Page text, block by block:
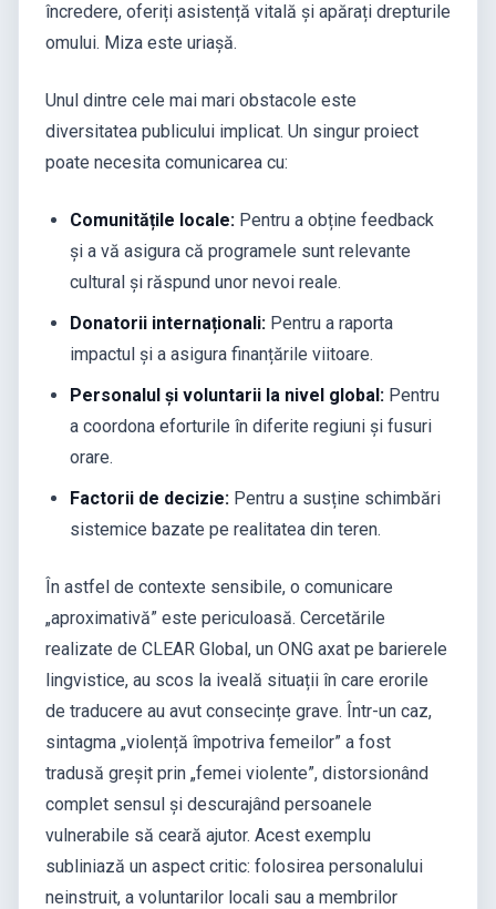
încredere, oferiți asistență vitală și apărați drepturile
omului. Miza este uriașă.
Unul dintre cele mai mari obstacole este
diversitatea publicului implicat. Un singur proiect
poate necesita comunicarea cu:
Comunitățile locale: Pentru a obține feedback
și a vă asigura că programele sunt relevante
cultural și răspund unor nevoi reale.
Donatorii internaționali: Pentru a raporta
impactul și a asigura finanțările viitoare.
Personalul și voluntarii la nivel global: Pentru
a coordona eforturile în diferite regiuni și fusuri
orare.
Factorii de decizie: Pentru a susține schimbări
sistemice bazate pe realitatea din teren.
În astfel de contexte sensibile, o comunicare
„aproximativă” este periculoasă. Cercetările
realizate de CLEAR Global, un ONG axat pe barierele
lingvistice, au scos la iveală situații în care erorile
de traducere au avut consecințe grave. Într-un caz,
sintagma „violență împotriva femeilor” a fost
tradusă greșit prin „femei violente”, distorsionând
complet sensul și descurajând persoanele
vulnerabile să ceară ajutor. Acest exemplu
subliniază un aspect critic: folosirea personalului
neinstruit, a voluntarilor locali sau a membrilor